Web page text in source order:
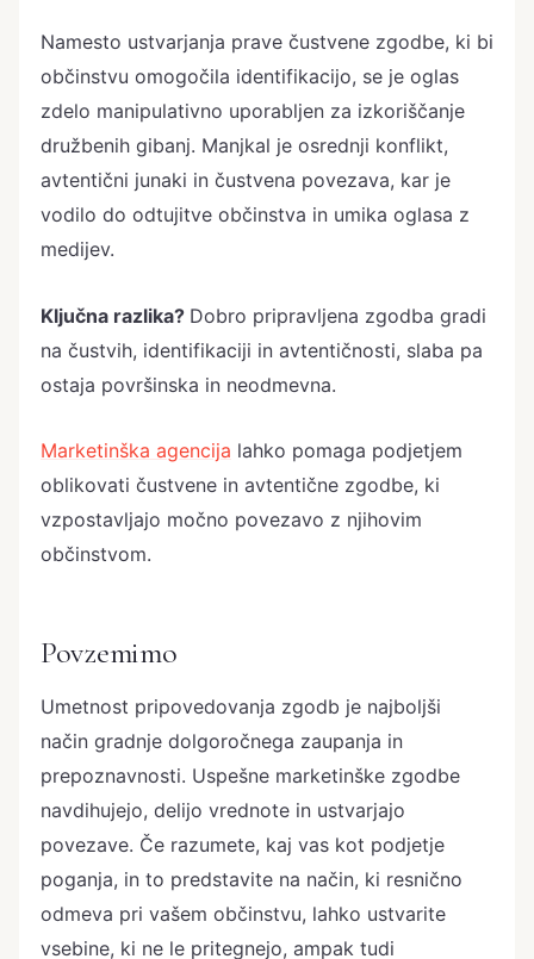
Namesto ustvarjanja prave čustvene zgodbe, ki bi
občinstvu omogočila identifikacijo, se je oglas
zdelo manipulativno uporabljen za izkoriščanje
družbenih gibanj. Manjkal je osrednji konflikt,
avtentični junaki in čustvena povezava, kar je
vodilo do odtujitve občinstva in umika oglasa z
medijev.
Ključna razlika? Dobro pripravljena zgodba gradi
na čustvih, identifikaciji in avtentičnosti, slaba pa
ostaja površinska in neodmevna.
Marketinška agencija lahko pomaga podjetjem
oblikovati čustvene in avtentične zgodbe, ki
vzpostavljajo močno povezavo z njihovim
občinstvom.
Povzemimo
Umetnost pripovedovanja zgodb je najboljši
način gradnje dolgoročnega zaupanja in
prepoznavnosti. Uspešne marketinške zgodbe
navdihujejo, delijo vrednote in ustvarjajo
povezave. Če razumete, kaj vas kot podjetje
poganja, in to predstavite na način, ki resnično
odmeva pri vašem občinstvu, lahko ustvarite
vsebine, ki ne le pritegnejo, ampak tudi